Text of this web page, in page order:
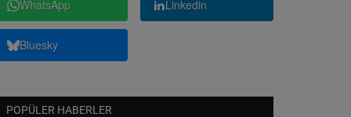
WhatsApp Linkedin
Bluesky
POPÜLER HABERLER